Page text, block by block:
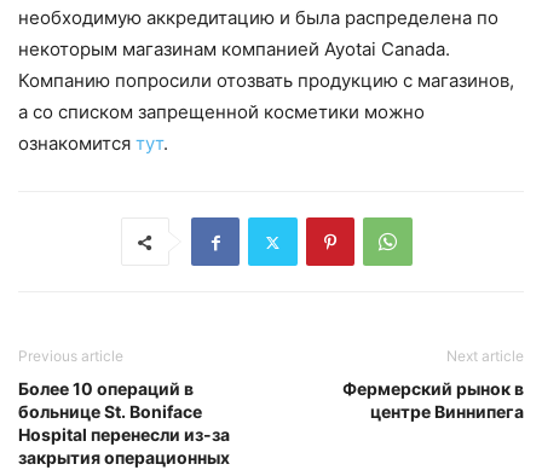
необходимую аккредитацию и была распределена по
некоторым магазинам компанией Ayotai Canada.
Компанию попросили отозвать продукцию с магазинов,
а со списком запрещенной косметики можно
ознакомится тут.
Previous article
Более 10 операций в
больнице St. Boniface
Hospital перенесли из-за
закрытия операционных
Next article
Фермерский рынок в
центре Виннипега